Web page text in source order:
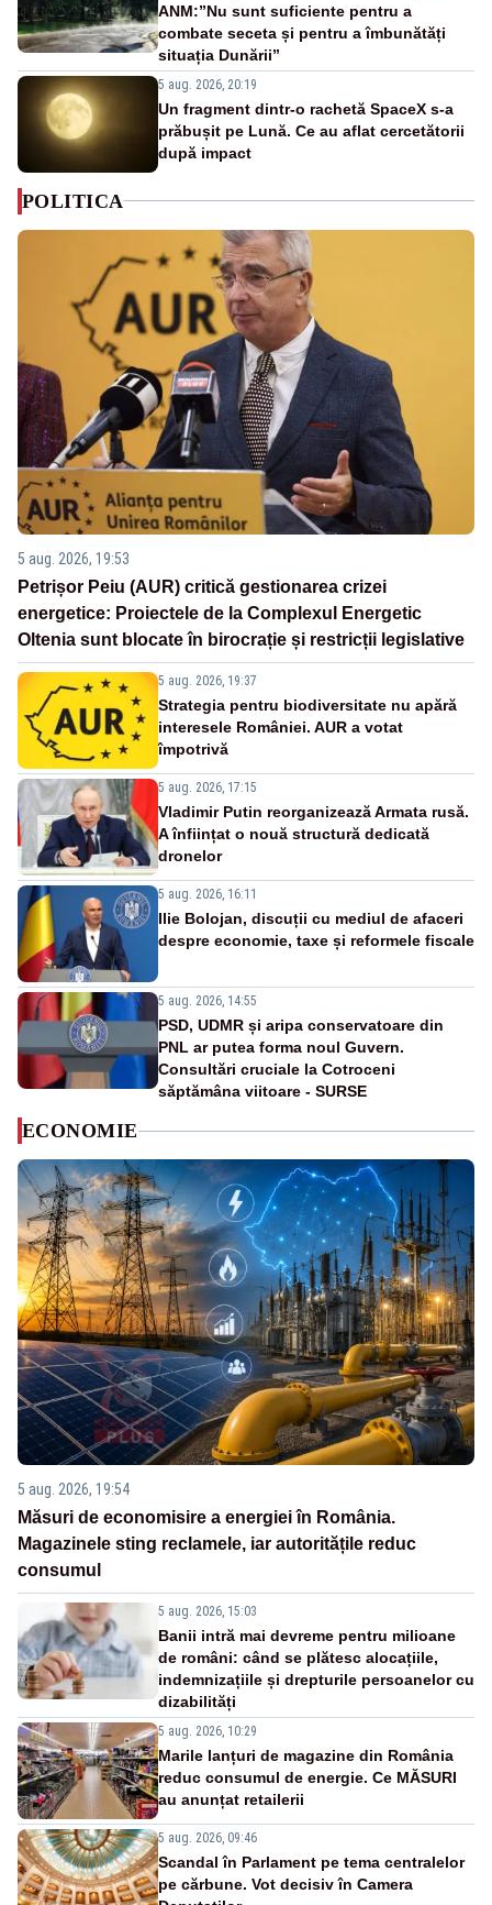
ANM:”Nu sunt suficiente pentru a
combate seceta și pentru a îmbunătăți
situația Dunării”
5 aug. 2026, 20:19
Un fragment dintr-o rachetă SpaceX s-a
prăbușit pe Lună. Ce au aflat cercetătorii
după impact
POLITICA
5 aug. 2026, 19:53
Petrișor Peiu (AUR) critică gestionarea crizei
energetice: Proiectele de la Complexul Energetic
Oltenia sunt blocate în birocrație și restricții legislative
5 aug. 2026, 19:37
Strategia pentru biodiversitate nu apără
interesele României. AUR a votat
împotrivă
5 aug. 2026, 17:15
Vladimir Putin reorganizează Armata rusă.
A înființat o nouă structură dedicată
dronelor
5 aug. 2026, 16:11
Ilie Bolojan, discuții cu mediul de afaceri
despre economie, taxe și reformele fiscale
5 aug. 2026, 14:55
PSD, UDMR și aripa conservatoare din
PNL ar putea forma noul Guvern.
Consultări cruciale la Cotroceni
săptămâna viitoare - SURSE
ECONOMIE
5 aug. 2026, 19:54
Măsuri de economisire a energiei în România.
Magazinele sting reclamele, iar autoritățile reduc
consumul
5 aug. 2026, 15:03
Banii intră mai devreme pentru milioane
de români: când se plătesc alocațiile,
indemnizațiile și drepturile persoanelor cu
dizabilități
5 aug. 2026, 10:29
Marile lanțuri de magazine din România
reduc consumul de energie. Ce MĂSURI
au anunțat retailerii
5 aug. 2026, 09:46
Scandal în Parlament pe tema centralelor
pe cărbune. Vot decisiv în Camera